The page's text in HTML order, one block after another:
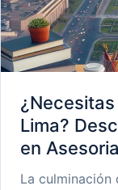
Lima?
en
La culminación